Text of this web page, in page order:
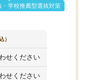
・学校推薦型選抜対策
）
せください
せください